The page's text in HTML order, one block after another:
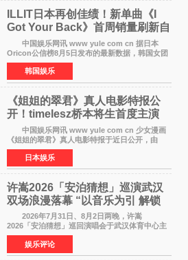
ILLIT日本再创佳绩！新单曲《I
Got Your Back》首周销量刷新自
身纪录
中国娱乐网讯 www yule com cn 据日本
Oricon公信榜8月5日发布的最新数据，韩国女团
ILLIT在日本发行的第二张单曲《I Got Your
Back》首周销量达到71,009张，成功跻身最新一
期周单曲排行
韩国娱乐
《姐姐的翠君》真人电影特报公
开！timelesz桥本将生首度主演
12月4日上映
中国娱乐网讯 www yule com cn 少女漫画
《姐姐的翠君》真人电影特报于近日公开，由
timelesz成员桥本将生担任主演，这也是他首次
担任电影主演，引发高度关注。 女高中生咲
苗翠（中岛瑠菜
日本娱乐
许嵩2026「安泊猜想」巡演武汉
双场浪漫落幕 “以音乐为引 解锁
江城记忆”
2026年7月31日、8月2日两晚，许嵩
2026「安泊猜想」巡回演唱会于武汉体育中心主
体育场盛大开唱。许嵩与数万歌迷在此相聚，从
浪漫惬意的舞台设计到充满诚意与惊喜的现场互
动，共同开启了一场关于
娱乐评论